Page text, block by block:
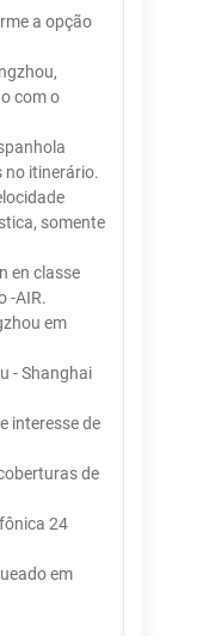
a opção
com o
no itinerário.
somente
en classe
-AIR.
em
- Shanghai
interesse de
de
24
em